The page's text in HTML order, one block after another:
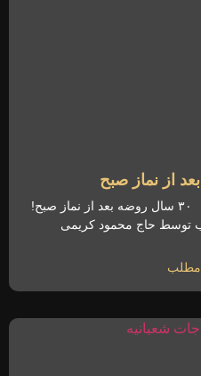
30 سال روضه بعد از نماز صبح ۳۰ سال روضه بعد از نماز صبح!
توسط حاج محمود کریمی
مطلب